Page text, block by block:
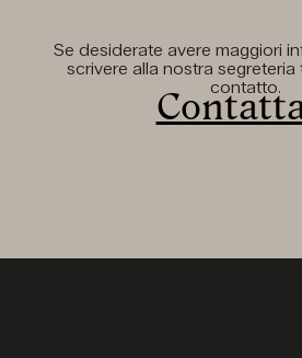
Se desiderate avere maggiori
scrivere alla nostra segreteria
contatto.